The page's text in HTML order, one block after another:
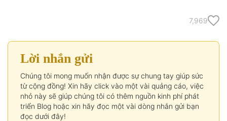
7,969
Lời nhắn gửi
Chúng tôi mong muốn nhận được sự chung tay giúp sức
từ cộng đồng! Xin hãy click vào một vài quảng cáo, việc
nhỏ này sẽ giúp chúng tôi có thêm nguồn kinh phí phát
triển Blog hoặc xin hãy đọc một vài dòng nhắn gửi bạn
đọc dưới đây!